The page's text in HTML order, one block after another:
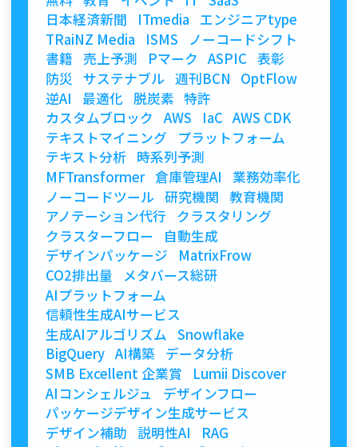
日本経済新聞
ITmedia
エンジニアtype
TRaiNZ Media
ISMS
ノーコードシフト
書籍
売上予測 Pマーク ASPIC 表彰
防災 サステナブル 週刊BCN
OptFlow
逆AI
最適化 脱炭素 特許
カスタムブロック
AWS IaC AWS CDK
テキストマイニング
プラットフォーム
テキスト分析 時系列予測
MFTransformer 倉庫管理AI
業務効率化
ノーコードツール 研究機関 教育機関
アノテーション代行
クラスタリング
クラスターフロー
自動生成
デザインパッケージ
MatrixFrow
CO2排出量
メタバース総研
AIプラットフォーム
信頼性生成AIサービス
生成AIアルゴリズム Snowflake
BigQuery AI構築
データ分析
SMB Excellent 企業賞
Lumii Discover
AIコンシェルジュ
デザインフロー
パッケージデザイン生成サービス
デザイン補助 説明性AI
RAG